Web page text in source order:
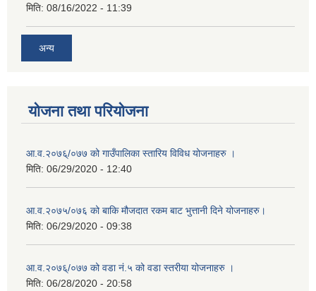
मिति: 08/16/2022 - 11:39
अन्य
योजना तथा परियोजना
आ.व.२०७६्/०७७ को गाउँपालिका स्तारिय विविध योजनाहरु ।
मिति: 06/29/2020 - 12:40
आ.व.२०७५/०७६ को बाकि मौजदात रकम बाट भुत्तानी दिने योजनाहरु।
मिति: 06/29/2020 - 09:38
आ.व.२०७६्/०७७ को वडा नं.५ को वडा स्तरीया योजनाहरु ।
मिति: 06/28/2020 - 20:58